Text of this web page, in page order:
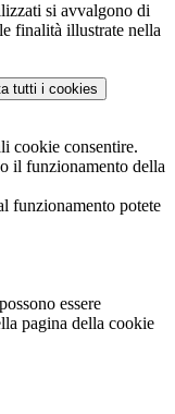
si avvalgono di
finalità illustrate nella
tutti i cookies
cookie consentire.
il funzionamento della
funzionamento potete
essere
pagina della cookie